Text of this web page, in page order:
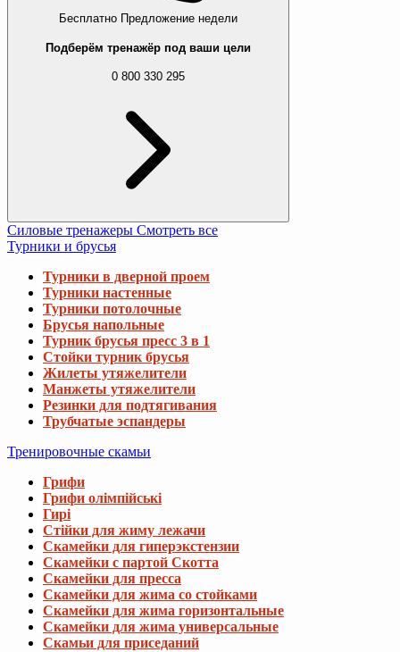
Бесплатно Предложение недели
Подберём тренажёр под ваши цели
0 800 330 295
Силовые тренажеры Смотреть все
Турники и брусья
Турники в дверной проем
Турники настенные
Турники потолочные
Брусья напольные
Турник брусья пресс 3 в 1
Стойки турник брусья
Жилеты утяжелители
Манжеты утяжелители
Резинки для подтягивания
Трубчатые эспандеры
Тренировочные скамьи
Грифи
Грифи олімпійські
Гирі
Стійки для жиму лежачи
Скамейки для гиперэкстензии
Скамейки с партой Скотта
Скамейки для пресса
Скамейки для жима со стойками
Скамейки для жима горизонтальные
Скамейки для жима универсальные
Скамьи для приседаний